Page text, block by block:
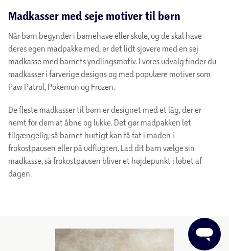
Når børn begynder i børnehave eller skole, og de skal have
deres egen madpakke med, er det lidt sjovere med en sej
madkasse med barnets yndlingsmotiv. I vores udvalg finder du
madkasser i farverige designs og med populære motiver som
Paw Patrol, Pokémon og Frozen.
De fleste madkasser til børn er designet med et låg, der er
nemt for dem at åbne og lukke. Det gør madpakken let
frokostpausen eller på udflugten. Lad dit barn vælge sin
madkasse, så frokostpausen bliver et højdepunkt i løbet af
dagen.